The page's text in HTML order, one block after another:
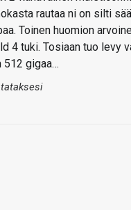
rautaa ni on silti
Toinen huomion
4 tuki. Tosiaan tuo levy
512 gigaa…